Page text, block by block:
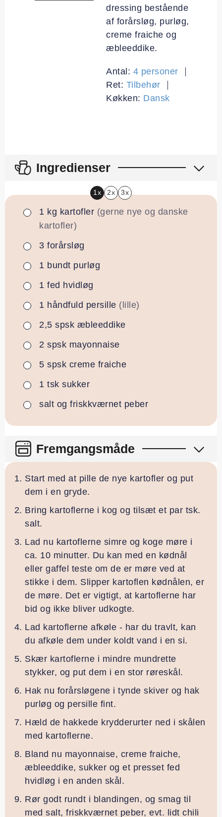
dressing bestående
af forårsløg, purløg,
creme fraiche og
æbleeddike.
Antal: 4 personer
Ret: Tilbehør
Køkken: Dansk
Ingredienser
1x 2x 3x
▢
1 kg kartofler (gerne nye og danske
kartofler)
▢
3 forårsløg
▢
1 bundt purløg
▢
1 fed hvidløg
▢
1 håndfuld persille (lille)
▢
2,5 spsk æbleeddike
▢
2 spsk mayonnaise
▢
5 spsk creme fraiche
▢
1 tsk sukker
▢
salt og friskkværnet peber
Fremgangsmåde
Start med at pille de nye kartofler og put
dem i en gryde.
Bring kartoflerne i kog og tilsæt et par tsk.
salt.
Lad nu kartoflerne simre og koge møre i
ca. 10 minutter. Du kan med en kødnål
eller gaffel teste om de er møre ved at
stikke i dem. Slipper kartoflen kødnålen, er
de møre. Det er vigtigt, at kartoflerne har
bid og ikke bliver udkogte.
Lad kartoflerne afkøle - har du travlt, kan
du afkøle dem under koldt vand i en si.
Skær kartoflerne i mindre mundrette
stykker, og put dem i en stor røreskål.
Hak nu forårsløgene i tynde skiver og hak
purløg og persille fint.
Hæld de hakkede krydderurter ned i skålen
med kartoflerne.
Bland nu mayonnaise, creme fraiche,
æbleeddike, sukker og et presset fed
hvidløg i en anden skål.
Rør godt rundt i blandingen, og smag til
med salt, friskkværnet peber, evt. lidt chili